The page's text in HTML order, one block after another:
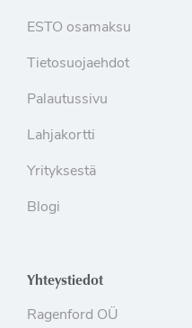
ESTO osamaksu
Tietosuojaehdot
Palautussivu
Lahjakortti
Yrityksestä
Blogi
Yhteystiedot
Ragenford OÜ